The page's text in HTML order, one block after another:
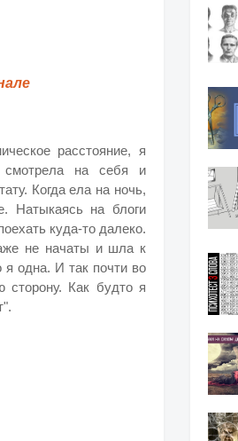
расстояние, я
смотрела на себя и
Когда ела на ночь,
Натыкаясь на блоги
куда-то далеко.
не начаты и шла к
я одна. И так почти во
сторону. Как будто я